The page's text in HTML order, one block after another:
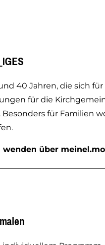
40 Jahren, die sich
für die
für Familien
über